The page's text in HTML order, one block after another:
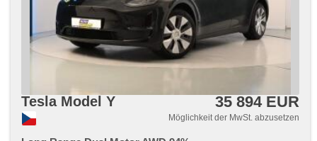
Tesla Model Y 35 894 EUR
Möglichkeit der MwSt. abzusetzen